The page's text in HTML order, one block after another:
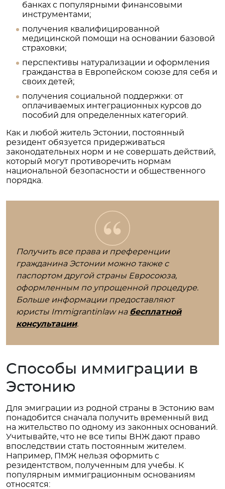
банках с популярными финансовыми
инструментами;
получения квалифицированной
медицинской помощи на основании базовой
страховки;
перспективы натурализации и оформления
гражданства в Европейском союзе для себя и
своих детей;
получения социальной поддержки: от
оплачиваемых интеграционных курсов до
пособий для определенных категорий.
Как и любой житель Эстонии, постоянный
резидент обязуется придерживаться
законодательных норм и не совершать действий,
который могут противоречить нормам
национальной безопасности и общественного
порядка.
Получить все права и преференции
гражданина Эстонии можно также с
паспортом другой страны Евросоюза,
оформленным по упрощенной процедуре.
Больше информации предоставляют
юристы Immigrantinlaw на бесплатной
консультации.
Способы иммиграции в
Эстонию
Для эмиграции из родной страны в Эстонию вам
понадобится сначала получить временный вид
на жительство по одному из законных оснований.
Учитывайте, что не все типы ВНЖ дают право
впоследствии стать постоянным жителем.
Например, ПМЖ нельзя оформить с
резидентством, полученным для учебы. К
популярным иммиграционным основаниям
относятся: